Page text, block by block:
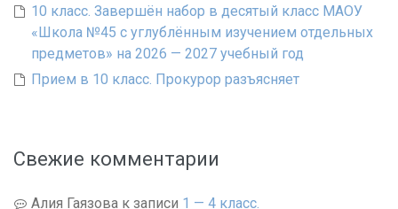
10 класс. Завершён набор в десятый класс МАОУ
«Школа №45 с углублённым изучением отдельных
предметов» на 2026 — 2027 учебный год
Прием в 10 класс. Прокурор разъясняет
Свежие комментарии
Алия Гаязова к записи 1 — 4 класс.